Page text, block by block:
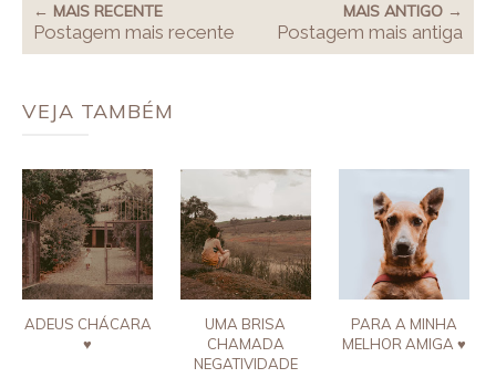
← MAIS RECENTE
Postagem mais recente
MAIS ANTIGO →
Postagem mais antiga
VEJA TAMBÉM
ADEUS CHÁCARA
♥
UMA BRISA
CHAMADA
NEGATIVIDADE
PARA A MINHA
MELHOR AMIGA ♥